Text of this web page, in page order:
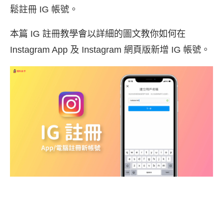
鬆註冊 IG 帳號。
本篇 IG 註冊教學會以詳細的圖文教你如何在
Instagram App 及 Instagram 網頁版新增 IG 帳號。